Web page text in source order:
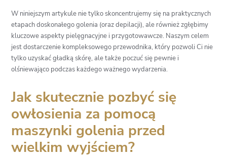
W niniejszym artykule nie tylko skoncentrujemy się na praktycznych
etapach doskonałego golenia (oraz depilacji), ale również zgłębimy
kluczowe aspekty pielęgnacyjne i przygotowawcze. Naszym celem
jest dostarczenie kompleksowego przewodnika, który pozwoli Ci nie
tylko uzyskać gładką skórę, ale także poczuć się pewnie i
olśniewająco podczas każdego ważnego wydarzenia.
Jak skutecznie pozbyć się
owłosienia za pomocą
maszynki golenia przed
wielkim wyjściem?